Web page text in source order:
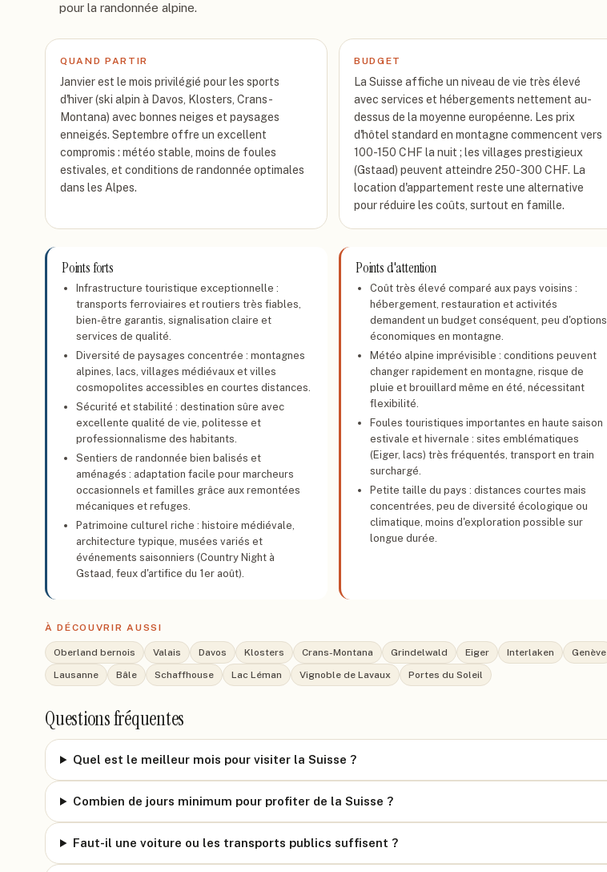
pour la randonnée alpine.
QUAND PARTIR
Janvier est le mois privilégié pour les sports
d'hiver (ski alpin à Davos, Klosters, Crans-
Montana) avec bonnes neiges et paysages
enneigés. Septembre offre un excellent
compromis : météo stable, moins de foules
estivales, et conditions de randonnée optimales
dans les Alpes.
BUDGET
La Suisse affiche un niveau de vie très élevé
avec services et hébergements nettement au-
dessus de la moyenne européenne. Les prix
d'hôtel standard en montagne commencent vers
100-150 CHF la nuit ; les villages prestigieux
(Gstaad) peuvent atteindre 250-300 CHF. La
location d'appartement reste une alternative
pour réduire les coûts, surtout en famille.
Points forts
Infrastructure touristique exceptionnelle :
transports ferroviaires et routiers très fiables,
bien-être garantis, signalisation claire et
services de qualité.
Diversité de paysages concentrée : montagnes
alpines, lacs, villages médiévaux et villes
cosmopolites accessibles en courtes distances.
Sécurité et stabilité : destination sûre avec
excellente qualité de vie, politesse et
professionnalisme des habitants.
Sentiers de randonnée bien balisés et
aménagés : adaptation facile pour marcheurs
occasionnels et familles grâce aux remontées
mécaniques et refuges.
Patrimoine culturel riche : histoire médiévale,
architecture typique, musées variés et
événements saisonniers (Country Night à
Gstaad, feux d'artifice du 1er août).
Points d'attention
Coût très élevé comparé aux pays voisins :
hébergement, restauration et activités
demandent un budget conséquent, peu d'options
économiques en montagne.
Météo alpine imprévisible : conditions peuvent
changer rapidement en montagne, risque de
pluie et brouillard même en été, nécessitant
flexibilité.
Foules touristiques importantes en haute saison
estivale et hivernale : sites emblématiques
(Eiger, lacs) très fréquentés, transport en train
surchargé.
Petite taille du pays : distances courtes mais
concentrées, peu de diversité écologique ou
climatique, moins d'exploration possible sur
longue durée.
À DÉCOUVRIR AUSSI
Oberland bernois Valais Davos Klosters Crans-Montana Grindelwald Eiger Interlaken
Genève
Lausanne
Bâle Schaffhouse Lac Léman Vignoble de Lavaux Portes du Soleil
Questions fréquentes
Quel est le meilleur mois pour visiter la Suisse ?
Combien de jours minimum pour profiter de la Suisse ?
Faut-il une voiture ou les transports publics suffisent ?